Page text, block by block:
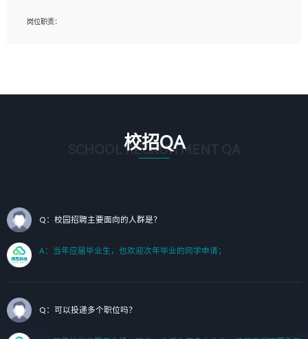
1、艺术设计类相关专业；（其中需求分析顾问不限专业）
岗位职责：
2. 熟悉 前端常用框架, 能独立完成设计给予的 UI 效果;
3. 有良好的代码习惯, 低级错误出现频率低;
7. 了解或熟悉 WebGL 及相关框架优先。
（岗位人员专职于行业应用解决方案、项目申报方案、投标方案的策划编写）
校招QA
SCHOOL RECRUITMENT QA
Q：校园招聘主要面向的人群是？
A：当年应届毕业生，也欢迎次年毕业的同学申请；
Q：可以投递多个职位吗？